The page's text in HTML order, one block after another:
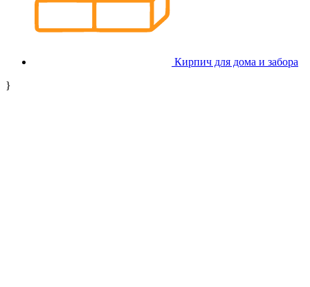
Кирпич для дома и забора
}